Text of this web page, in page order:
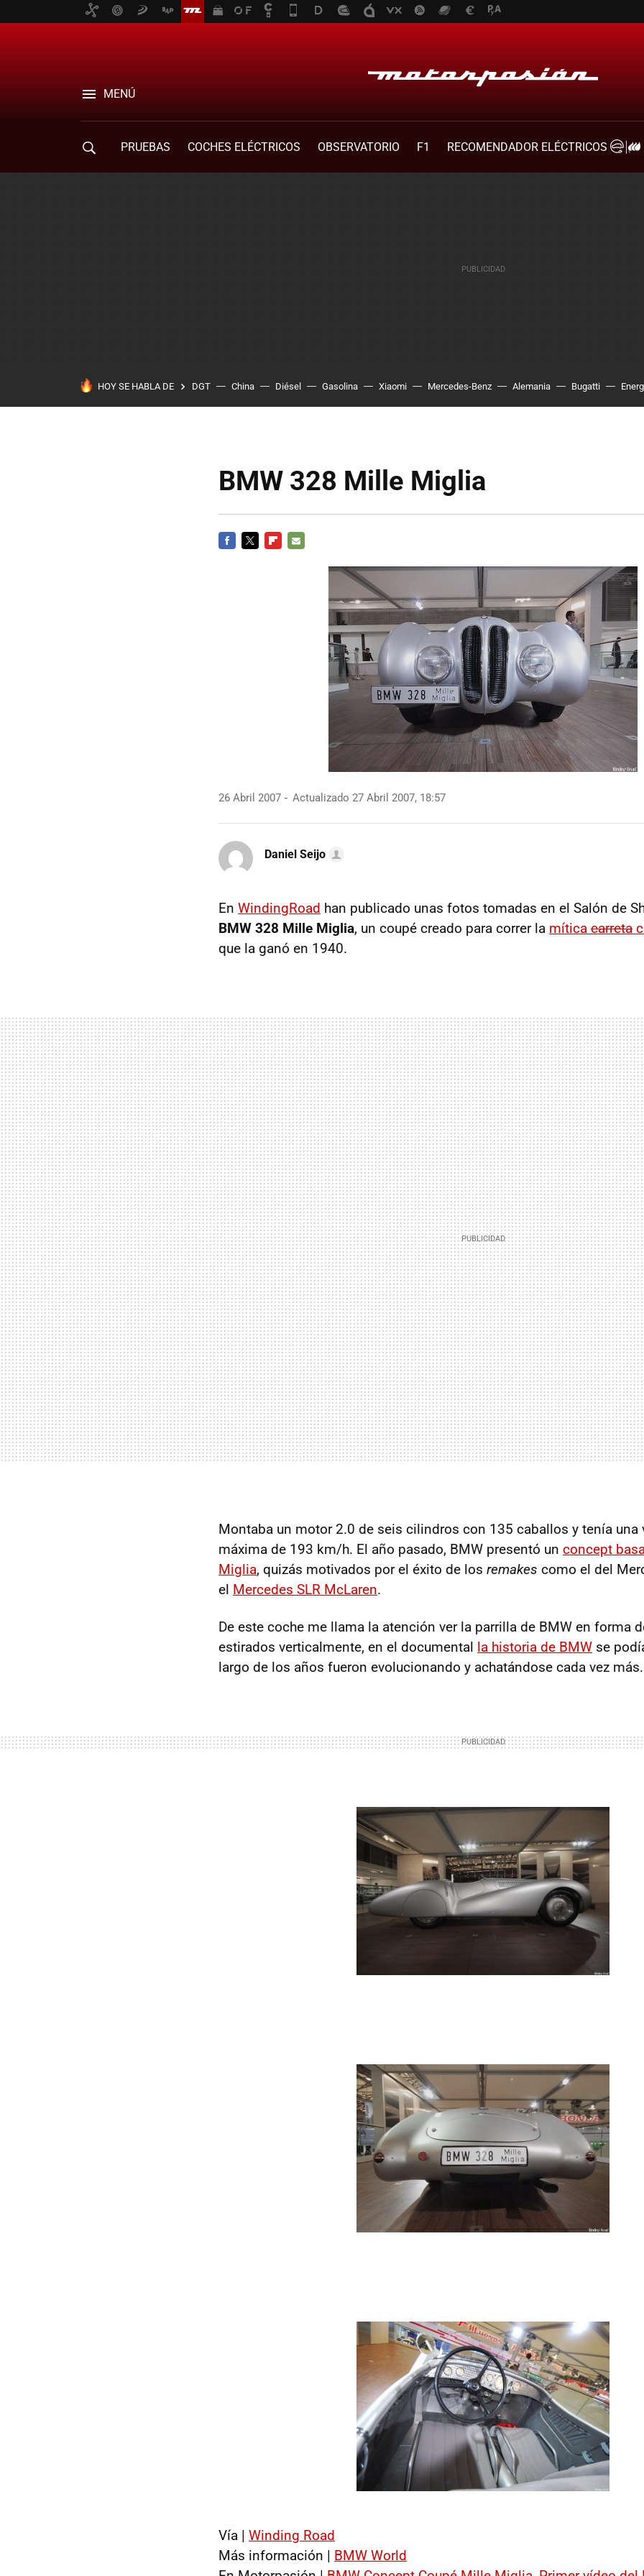
MENÚ
PRUEBAS COCHES ELÉCTRICOS OBSERVATORIO F1
RECOMENDADOR ELÉCTRICOS
HOY SE HABLA DE DGT China Diésel Gasolina Xiaomi Mercedes-Benz Alemania Bugatti
BMW 328 Mille Miglia
26 Abril 2007 Actualizado 27 Abril 2007, 18:57
Daniel Seijo
En WindingRoad han publicado unas fotos tomadas en el Salón de
BMW 328 Mille Miglia, un coupé creado para correr la mítica carreta
que la ganó en 1940.
Montaba un motor 2.0 de seis cilindros con 135 caballos y tenía una
máxima de 193 km/h. El año pasado, BMW presentó un concept
Miglia, quizás motivados por el éxito de los remakes como el del
el Mercedes SLR McLaren.
De este coche me llama la atención ver la parrilla de BMW en forma
estirados verticalmente, en el documental la historia de BMW se
largo de los años fueron evolucionando y achatándose cada vez más.
Vía | Winding Road
Más información | BMW World